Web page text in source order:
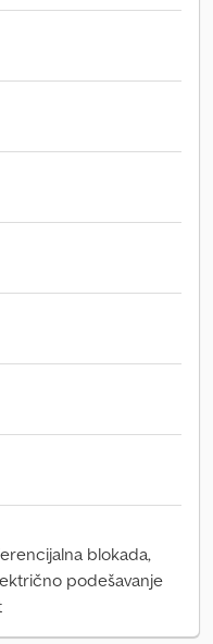
blokada,
podešavanje